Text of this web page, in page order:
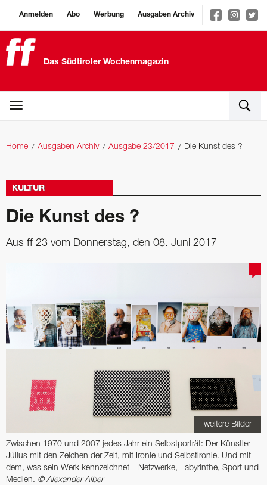
Anmelden Abo Werbung Ausgaben Archiv
Das Südtiroler Wochenmagazin
Home Ausgaben Archiv Ausgabe 23/2017 Die Kunst des ?
KULTUR
Die Kunst des ?
Aus ff 23 vom Donnerstag, den 08. Juni 2017
weitere Bilder
Zwischen 1970 und 2007 jedes Jahr ein Selbstporträt: Der Künstler
Július mit den Zeichen der Zeit, mit Ironie und Selbstironie. Und mit
dem, was sein Werk kennzeichnet – Netzwerke, Labyrinthe, Sport und
Medien. © Alexander Alber